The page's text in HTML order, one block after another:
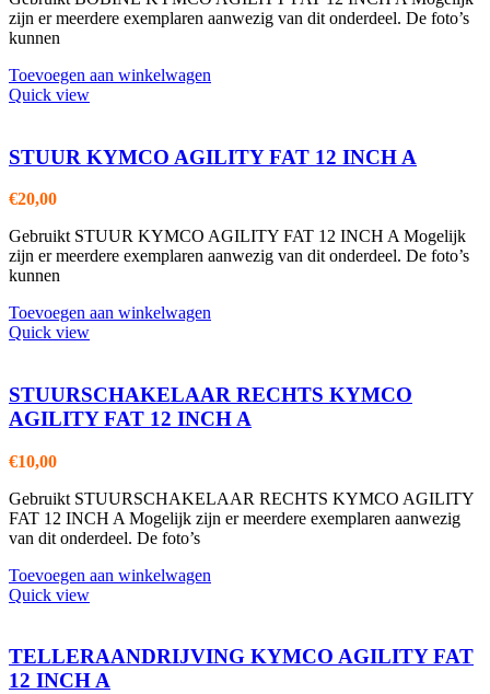
zijn er meerdere exemplaren aanwezig van dit onderdeel. De foto’s
kunnen
Toevoegen aan winkelwagen
Quick view
STUUR KYMCO AGILITY FAT 12 INCH A
€20,00
Gebruikt STUUR KYMCO AGILITY FAT 12 INCH A Mogelijk
zijn er meerdere exemplaren aanwezig van dit onderdeel. De foto’s
kunnen
Toevoegen aan winkelwagen
Quick view
STUURSCHAKELAAR RECHTS KYMCO
AGILITY FAT 12 INCH A
€10,00
Gebruikt STUURSCHAKELAAR RECHTS KYMCO AGILITY
FAT 12 INCH A Mogelijk zijn er meerdere exemplaren aanwezig
van dit onderdeel. De foto’s
Toevoegen aan winkelwagen
Quick view
TELLERAANDRIJVING KYMCO AGILITY FAT
12 INCH A